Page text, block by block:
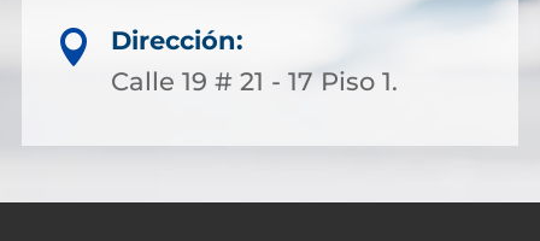

Dirección:
Calle 19 # 21 - 17 Piso 1.